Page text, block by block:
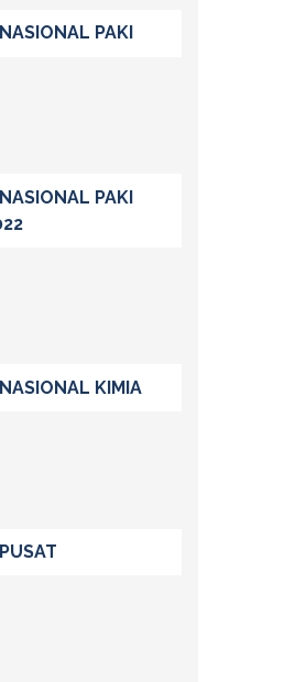
PAKI
PAKI
KIMIA